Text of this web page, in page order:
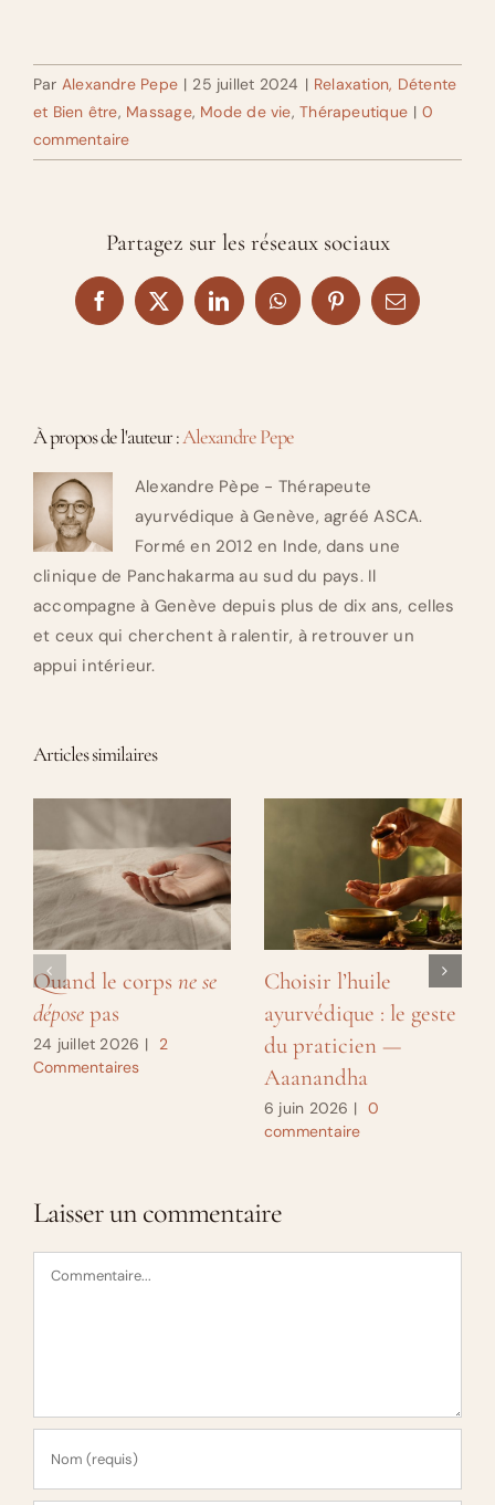
Par Alexandre Pepe | 25 juillet 2024 | Relaxation, Détente
et Bien être, Massage, Mode de vie,Thérapeutique | 0
commentaire
Partagez sur les réseaux sociaux
Facebook
X LinkedInWhatsAppPinterestEmail
À propos de l'auteur :Alexandre Pepe
Alexandre Pèpe - Thérapeute
ayurvédique à Genève, agréé ASCA.
Formé en 2012 en Inde, dans une
clinique de Panchakarma au sud du pays. Il
accompagne à Genève depuis plus de dix ans, celles
et ceux qui cherchent à ralentir, à retrouver un
appui intérieur.
Articles similaires
Quand le corps ne se
dépose pas
24 juillet 2026 |
2
Commentaires
Choisir l’huile
ayurvédique : le geste
du praticien —
Aaanandha
6 juin 2026 | 0
commentaire
Laisser un commentaire
Commentaire